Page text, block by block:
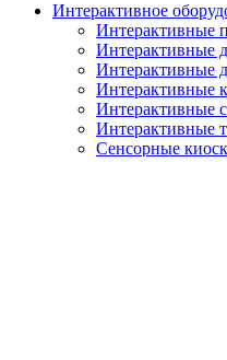
Интерактивное
Интерактивные
Интерактивные
Интерактивные
Интерактивные
Интерактивные
Интерактивные
Сенсорные